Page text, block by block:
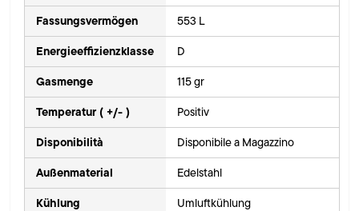
Fassungsvermögen 553 L
Energieeffizienzklasse D
Gasmenge 115 gr
Temperatur ( +/- ) Positiv
Disponibilità Disponibile a Magazzino
Außenmaterial Edelstahl
Kühlung Umluftkühlung